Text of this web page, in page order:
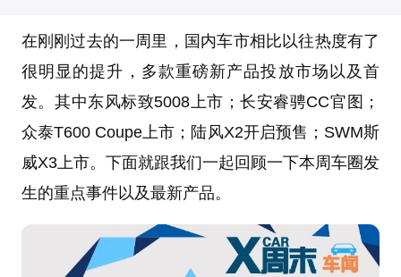
在刚刚过去的一周里，国内车市相比以往热度有了
很明显的提升，多款重磅新产品投放市场以及首
发。其中东风标致5008上市；长安睿骋CC官图；
众泰T600 Coupe上市；陆风X2开启预售；SWM斯
威X3上市。下面就跟我们一起回顾一下本周车圈发
生的重点事件以及最新产品。